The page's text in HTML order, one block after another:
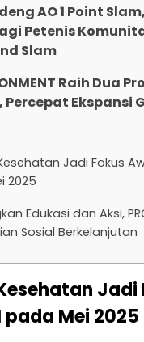
AO 1 Point
Petenis
Slam
Raih Dua
Percepat Ekspansi
Jadi Fokus
2025
Edukasi dan Aksi,
Sosial Berkelanjutan
Jadi
pada Mei 2025